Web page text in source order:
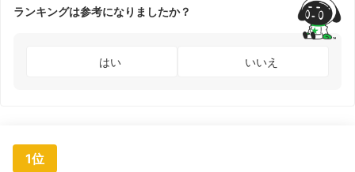
ランキングは参考になりましたか？
はい いいえ
1位